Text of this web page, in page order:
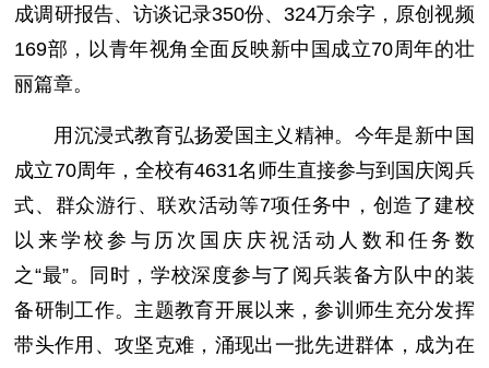
成调研报告、访谈记录350份、324万余字，原创视频
169部，以青年视角全面反映新中国成立70周年的壮
丽篇章。
用沉浸式教育弘扬爱国主义精神。今年是新中国
成立70周年，全校有4631名师生直接参与到国庆阅兵
式、群众游行、联欢活动等7项任务中，创造了建校
以来学校参与历次国庆庆祝活动人数和任务数
之“最”。同时，学校深度参与了阅兵装备方队中的装
备研制工作。主题教育开展以来，参训师生充分发挥
带头作用、攻坚克难，涌现出一批先进群体，成为在